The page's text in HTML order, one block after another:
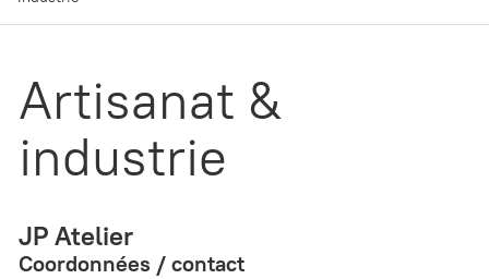
Artisanat &
industrie
JP Atelier
Coordonnées / contact